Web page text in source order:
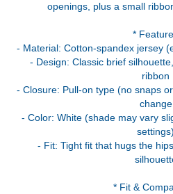
openings, plus a small
*
- Material: Cotton-spandex jersey
- Design: Classic brief
ribbon
- Closure: Pull-on type (no snaps
change
- Color: White (shade may vary
settings)
- Fit: Tight fit that hugs the
* Fit &